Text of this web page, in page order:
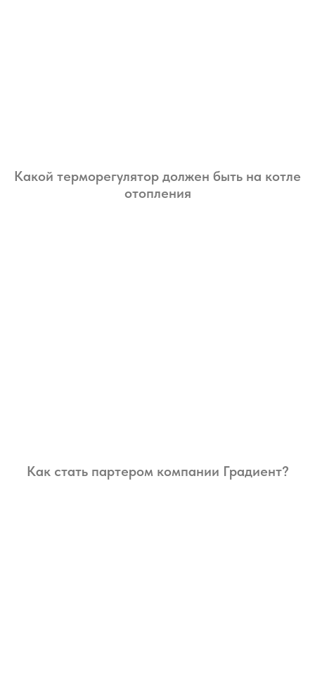
Какой терморегулятор должен быть на котле
отопления
Как стать партером компании Градиент?